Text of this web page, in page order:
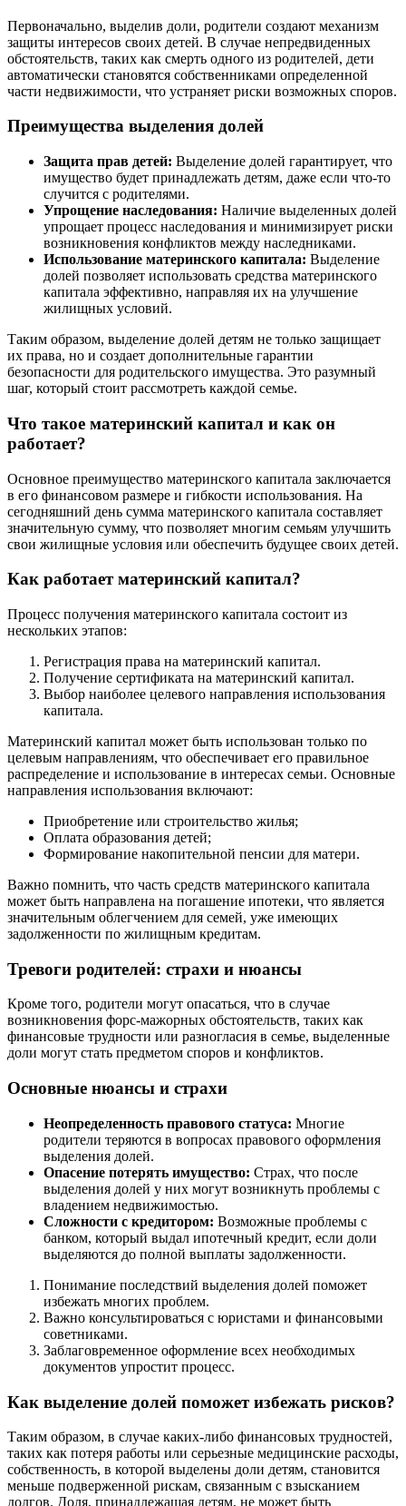
Первоначально, выделив доли, родители создают механизм
защиты интересов своих детей. В случае непредвиденных
обстоятельств, таких как смерть одного из родителей, дети
автоматически становятся собственниками определенной
части недвижимости, что устраняет риски возможных споров.
Преимущества выделения долей
Защита прав детей: Выделение долей гарантирует, что
имущество будет принадлежать детям, даже если что-то
случится с родителями.
Упрощение наследования: Наличие выделенных долей
упрощает процесс наследования и минимизирует риски
возникновения конфликтов между наследниками.
Использование материнского капитала: Выделение
долей позволяет использовать средства материнского
капитала эффективно, направляя их на улучшение
жилищных условий.
Таким образом, выделение долей детям не только защищает
их права, но и создает дополнительные гарантии
безопасности для родительского имущества. Это разумный
шаг, который стоит рассмотреть каждой семье.
Что такое материнский капитал и как он
работает?
Основное преимущество материнского капитала заключается
в его финансовом размере и гибкости использования. На
сегодняшний день сумма материнского капитала составляет
значительную сумму, что позволяет многим семьям улучшить
свои жилищные условия или обеспечить будущее своих детей.
Как работает материнский капитал?
Процесс получения материнского капитала состоит из
нескольких этапов:
Регистрация права на материнский капитал.
Получение сертификата на материнский капитал.
Выбор наиболее целевого направления использования
капитала.
Материнский капитал может быть использован только по
целевым направлениям, что обеспечивает его правильное
распределение и использование в интересах семьи. Основные
направления использования включают:
Приобретение или строительство жилья;
Оплата образования детей;
Формирование накопительной пенсии для матери.
Важно помнить, что часть средств материнского капитала
может быть направлена на погашение ипотеки, что является
значительным облегчением для семей, уже имеющих
задолженности по жилищным кредитам.
Тревоги родителей: страхи и нюансы
Кроме того, родители могут опасаться, что в случае
возникновения форс-мажорных обстоятельств, таких как
финансовые трудности или разногласия в семье, выделенные
доли могут стать предметом споров и конфликтов.
Основные нюансы и страхи
Неопределенность правового статуса: Многие
родители теряются в вопросах правового оформления
выделения долей.
Опасение потерять имущество: Страх, что после
выделения долей у них могут возникнуть проблемы с
владением недвижимостью.
Сложности с кредитором: Возможные проблемы с
банком, который выдал ипотечный кредит, если доли
выделяются до полной выплаты задолженности.
Понимание последствий выделения долей поможет
избежать многих проблем.
Важно консультироваться с юристами и финансовыми
советниками.
Заблаговременное оформление всех необходимых
документов упростит процесс.
Как выделение долей поможет избежать рисков?
Таким образом, в случае каких-либо финансовых трудностей,
таких как потеря работы или серьезные медицинские расходы,
собственность, в которой выделены доли детям, становится
меньше подверженной рискам, связанным с взысканием
долгов. Доля, принадлежащая детям, не может быть